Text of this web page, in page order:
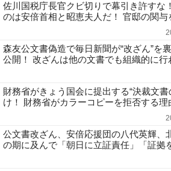
佐川国税庁長官クビ切りで幕引き許すな
のは安倍首相と昭恵夫人だ！ 官邸の関与
森友公文書偽造で毎日新聞が“改ざん”を
公開！ 改ざんは他の文書でも組織的に行
財務省がきょう国会に提出する“決裁文書
け！ 財務省がカラーコピーを拒否する理
公文書改ざん、安倍応援団の八代英輝、
の期に及んで「朝日に立証責任」「証拠